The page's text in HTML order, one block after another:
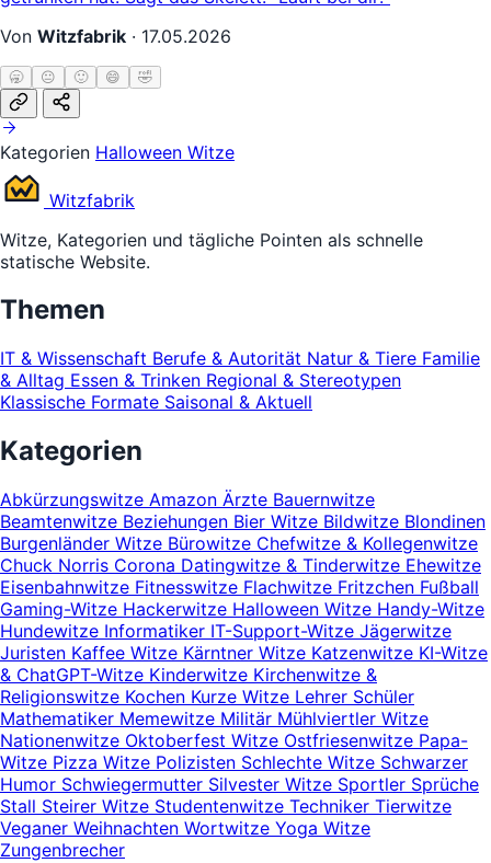
Von Witzfabrik · 17.05.2026
🥱 😐 🙂 😄 🤣
Kategorien Halloween Witze
Witzfabrik
Witze, Kategorien und tägliche Pointen als schnelle
statische Website.
Themen
IT & Wissenschaft Berufe & Autorität Natur & Tiere Familie
& Alltag Essen & Trinken Regional & Stereotypen
Klassische Formate Saisonal & Aktuell
Kategorien
Abkürzungswitze Amazon Ärzte Bauernwitze
Beamtenwitze Beziehungen Bier Witze Bildwitze Blondinen
Burgenländer Witze Bürowitze Chefwitze & Kollegenwitze
Chuck Norris Corona Datingwitze & Tinderwitze Ehewitze
Eisenbahnwitze Fitnesswitze Flachwitze Fritzchen Fußball
Gaming-Witze Hackerwitze Halloween Witze Handy-Witze
Hundewitze Informatiker IT-Support-Witze Jägerwitze
Juristen Kaffee Witze Kärntner Witze Katzenwitze KI-Witze
& ChatGPT-Witze Kinderwitze Kirchenwitze &
Religionswitze Kochen Kurze Witze Lehrer Schüler
Mathematiker Memewitze Militär Mühlviertler Witze
Nationenwitze Oktoberfest Witze Ostfriesenwitze Papa-
Witze Pizza Witze Polizisten Schlechte Witze Schwarzer
Humor Schwiegermutter Silvester Witze Sportler Sprüche
Stall Steirer Witze Studentenwitze Techniker Tierwitze
Veganer Weihnachten Wortwitze Yoga Witze
Zungenbrecher